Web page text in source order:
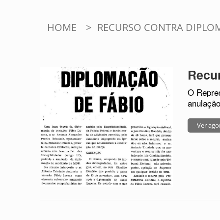
HOME > RECURSO CONTRA
O
Ver